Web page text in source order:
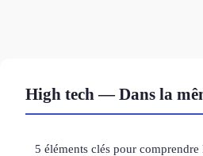
High tech — Dans la
5 éléments clés pour comprendre